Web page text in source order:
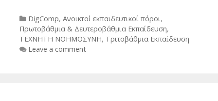
Categories
DigComp, Ανοικτοί εκπαιδευτικοί πόροι,
Πρωτοβάθμια & Δευτεροβάθμια Εκπαίδευση,
ΤΕΧΝΗΤΗ ΝΟΗΜΟΣΥΝΗ, Τριτοβάθμια Εκπαίδευση
Leave a comment